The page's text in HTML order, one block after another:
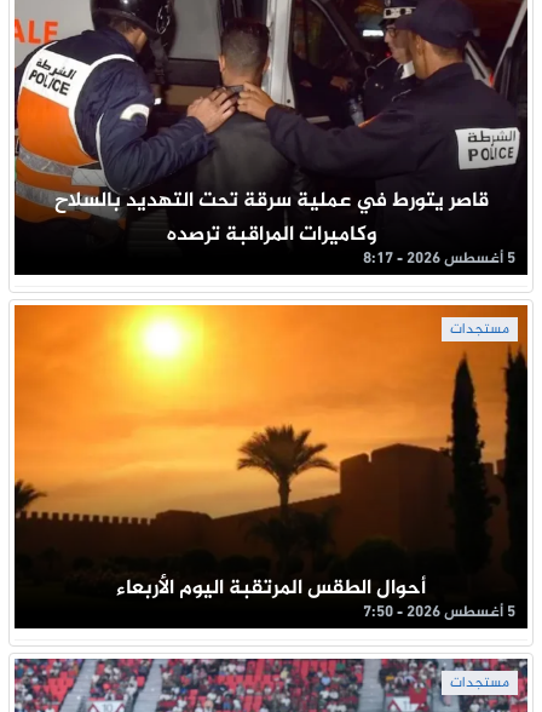
قاصر يتورط في عملية سرقة تحت التهديد بالسلاح
وكاميرات المراقبة ترصده
5 أغسطس 2026 - 8:17
مستجدات
أحوال الطقس المرتقبة اليوم الأربعاء
5 أغسطس 2026 - 7:50
مستجدات